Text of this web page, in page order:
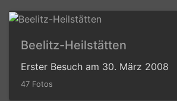
Beelitz-Heilstätten
Erster Besuch am 30. März 2008
47 Fotos